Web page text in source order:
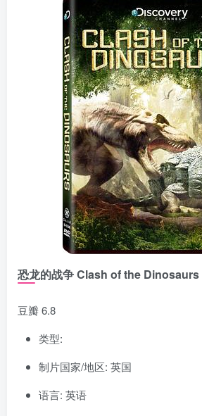
恐龙的战争 Clash of the Dinosaurs
豆瓣 6.8
类型:
制片国家/地区: 英国
语言: 英语